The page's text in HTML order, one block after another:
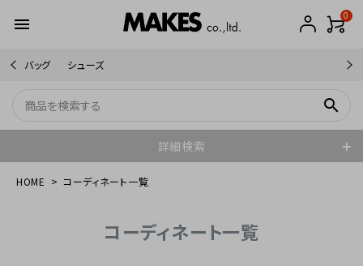
menu 0
バッグ シューズ
search
詳細検索
HOME コーディネート一覧
コーディネート一覧